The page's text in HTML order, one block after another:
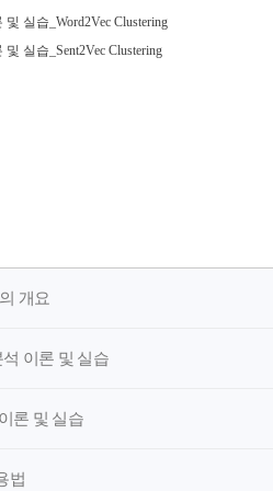
및 실습_Word2Vec Clustering
및 실습_Sent2Vec Clustering
개요
석 이론 및 실습
론 및 실습
법